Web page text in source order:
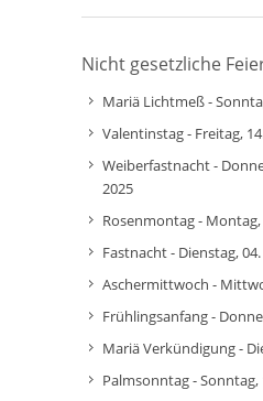
Nicht gesetzliche
Mariä Lichtmeß -
Valentinstag - Freitag,
Weiberfastnacht -
2025
Rosenmontag - Montag,
Fastnacht - Dienstag,
Aschermittwoch -
Frühlingsanfang -
Mariä Verkündigung -
Palmsonntag - Sonntag,